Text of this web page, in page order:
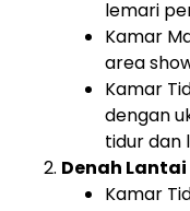
lemari
Kamar
area
Kamar
dengan
tidur dan
Denah
Kamar